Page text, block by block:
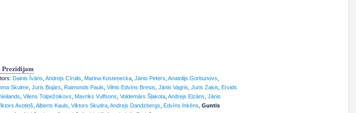
Prezidijam
Dainis Īvāns Andrejs Cīrulis Marina Kosteņecka, Jānis Peters Anatolijs Gorbunovs
Skulme, Juris Bojārs Raimonds Pauls Vilnis Edvīns Bresis Jānis Vagris Juris Zaķis
Ervids
Vilens Tolpežņikovs Mavriks Vulfsons Voldemārs Šļakota, Andrejs Eizāns Jānis
Avotiņš Alberts Kauls Viktors Skudra, Andrejs Dandzbergs Edvīns Inkēns Guntis